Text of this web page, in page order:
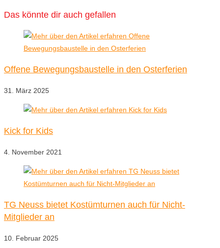
Das könnte dir auch gefallen
Offene Bewegungsbaustelle in den Osterferien
31. März 2025
Kick for Kids
4. November 2021
TG Neuss bietet Kostümturnen auch für Nicht-
Mitglieder an
10. Februar 2025